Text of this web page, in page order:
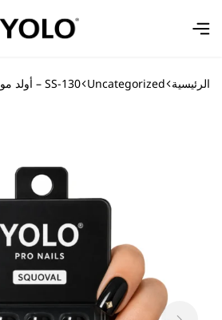
الرئيسية Uncategorized SS-130 – أولد موني